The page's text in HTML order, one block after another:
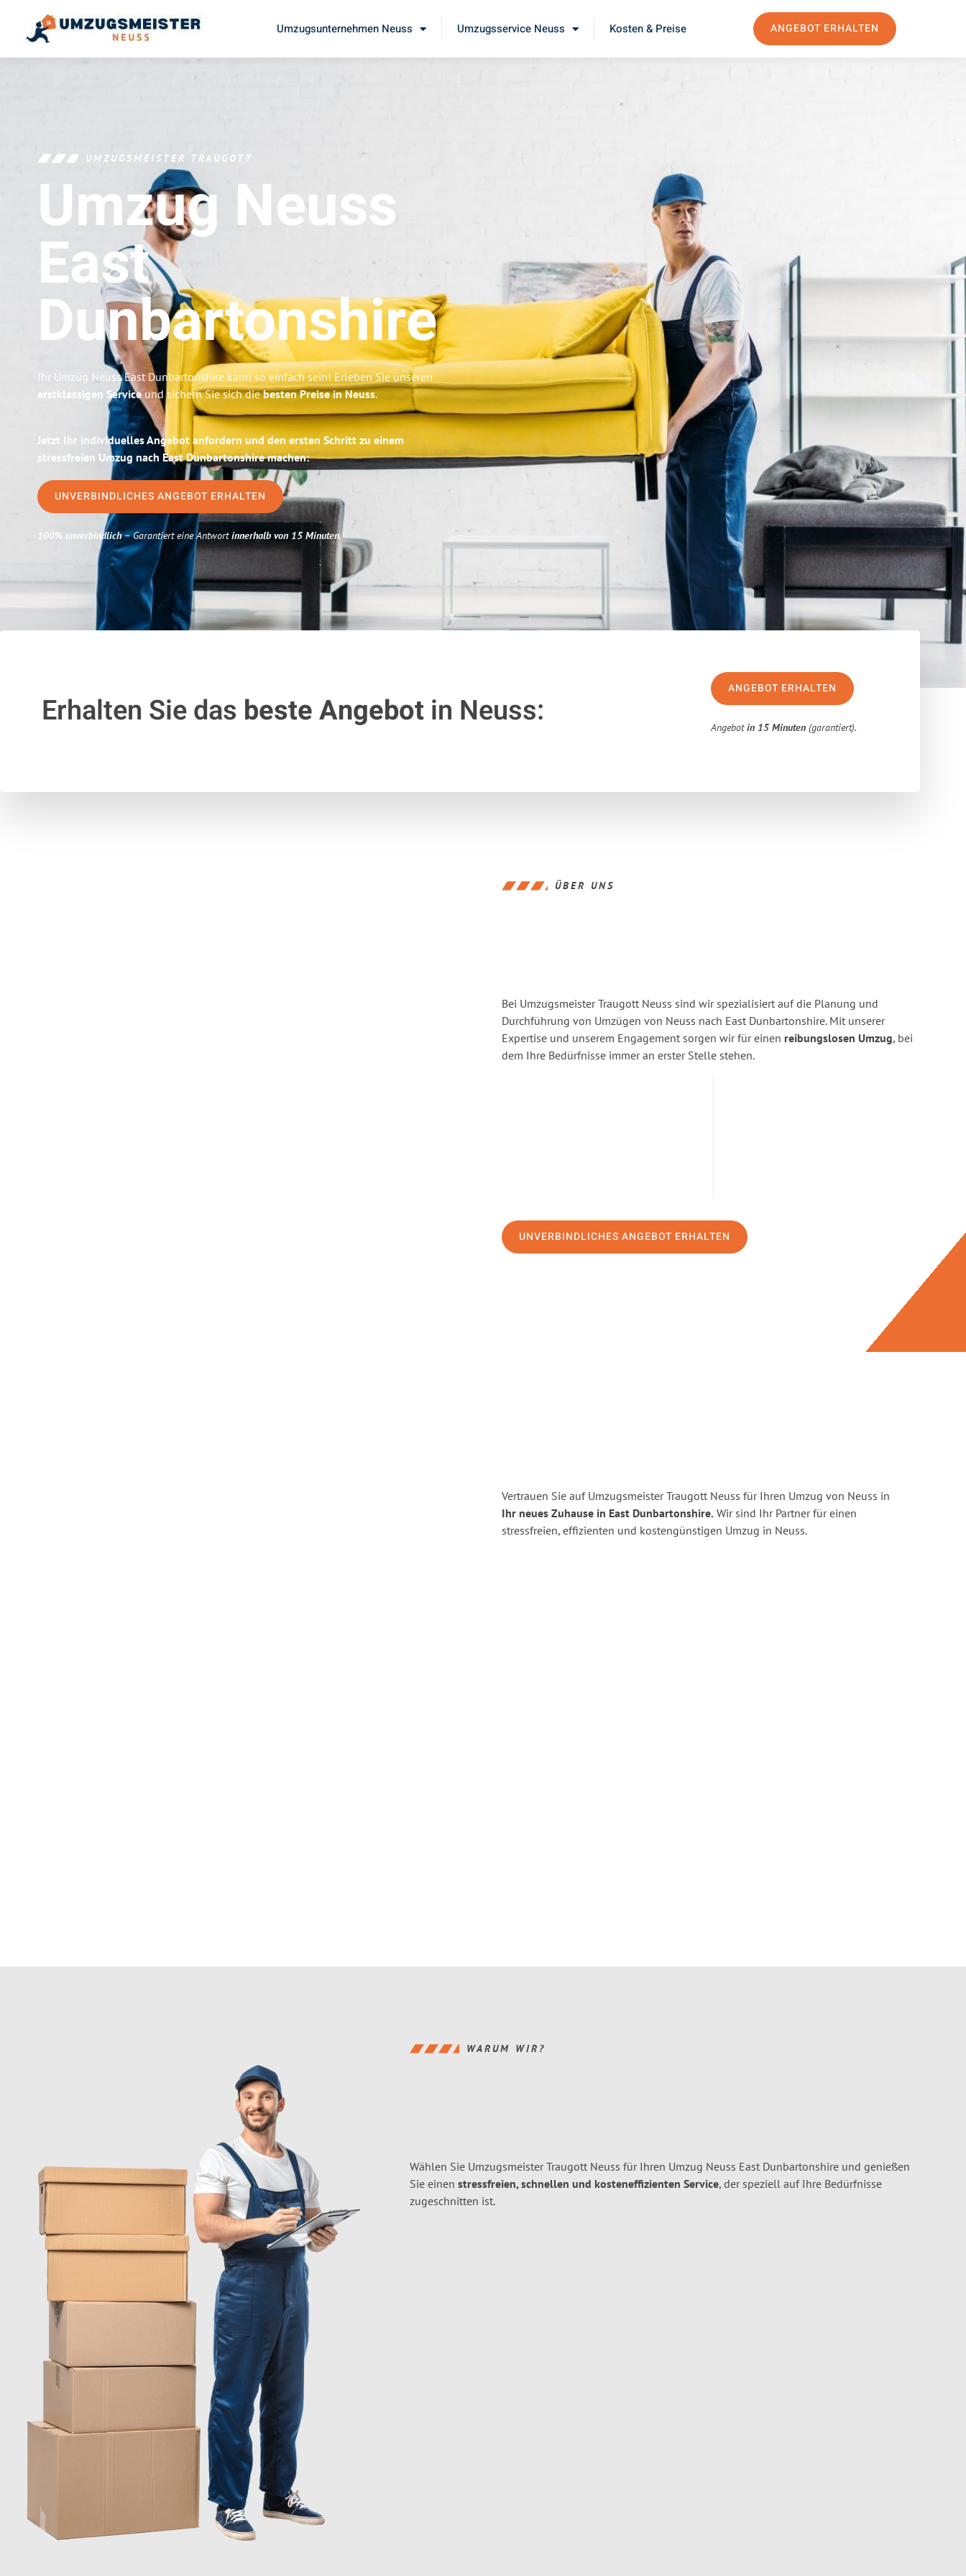
Umzugsunternehmen Neuss Umzugsservice Neuss Kosten & Preise ANGEBOT ERHALTEN
UMZUGSMEISTER TRAUGOTT
Umzug Neuss
East
Dunbartonshire
Ihr Umzug Neuss East Dunbartonshire kann so einfach sein! Erleben Sie unseren
erstklassigen Serviceund sichern Sie sich diebesten Preise in Neuss.
Jetzt Ihr individuelles Angebot anfordern und den ersten Schritt zu einem
stressfreien Umzug nach East Dunbartonshire machen:
UNVERBINDLICHES ANGEBOT ERHALTEN
100% unverbindlich– Garantiert eine Antwortinnerhalb von 15 Minuten.
Erhalten Sie das beste Angebotin Neuss:
ANGEBOT ERHALTEN
Angebotin 15 Minuten (garantiert).
ÜBER UNS
Bei Umzugsmeister Traugott Neuss sind wir spezialisiert auf die Planung und
Durchführung von Umzügen von Neuss nach East Dunbartonshire. Mit unserer
Expertise und unserem Engagement sorgen wir für einen reibungslosen Umzug, bei
dem Ihre Bedürfnisse immer an erster Stelle stehen.
UNVERBINDLICHES ANGEBOT ERHALTEN
Vertrauen Sie auf Umzugsmeister Traugott Neuss für Ihren Umzug von Neuss in
Ihr neues Zuhause in East Dunbartonshire. Wir sind Ihr Partner für einen
stressfreien, effizienten und kostengünstigen Umzug in Neuss.
WARUM WIR?
Wählen Sie Umzugsmeister Traugott Neuss für Ihren Umzug Neuss East Dunbartonshire und genießen
Sie einen stressfreien, schnellen und kosteneffizienten Service, der speziell auf Ihre Bedürfnisse
zugeschnitten ist.